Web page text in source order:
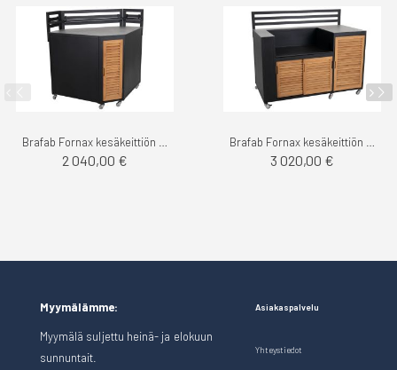
2 040,00 € 3 020,00 €
Myymälämme:
Myymälä suljettu heinä- ja elokuun
sunnuntait.
Asiakaspalvelu
Yhteystiedot